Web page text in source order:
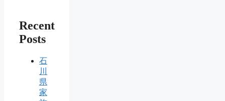
Recent
Posts
石
川
県
家